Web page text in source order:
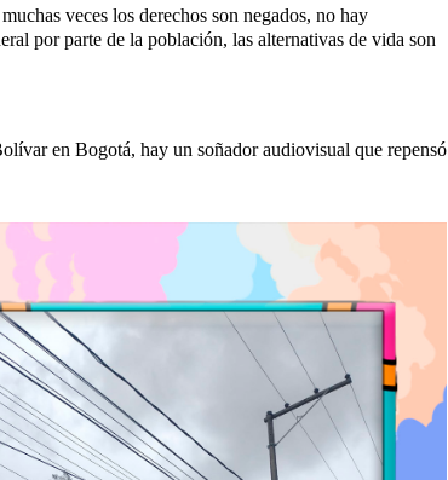
veces los derechos son negados, no hay
por parte de la población, las alternativas de vida son
en Bogotá, hay un soñador audiovisual que repensó